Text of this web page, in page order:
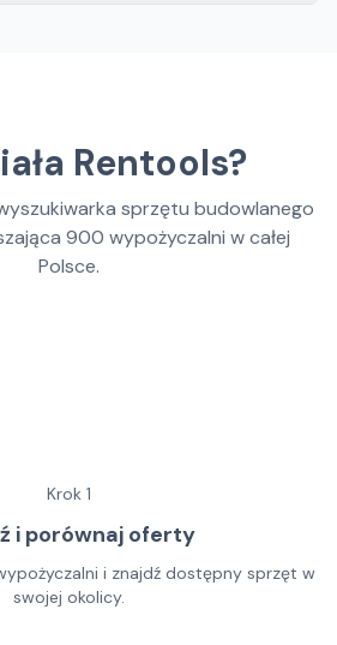
Rentools?
sprzętu budowlanego
900 wypożyczalni w całej
Polsce.
Krok 1
i porównaj oferty
i znajdź dostępny sprzęt w
swojej okolicy.